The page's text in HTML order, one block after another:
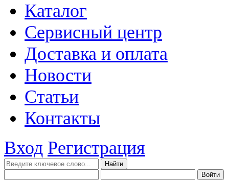
Каталог
Сервисный центр
Доставка и оплата
Новости
Статьи
Контакты
Вход Регистрация